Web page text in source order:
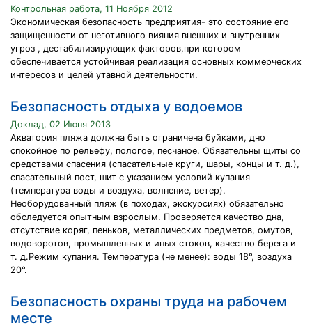
Контрольная работа, 11 Ноября 2012
Экономическая безопасность предприятия- это состояние его
защищенности от неготивного вияния внешних и внутренних
угроз , дестабилизирующих факторов,при котором
обеспечивается устойчивая реализация основных коммерческих
интересов и целей утавной деятельности.
Безопасность отдыха у водоемов
Доклад, 02 Июня 2013
Акватория пляжа должна быть ограничена буйками, дно
спокойное по рельефу, пологое, песчаное. Обязательны щиты со
средствами спасения (спасательные круги, шары, концы и т. д.),
спасательный пост, шит с указанием условий купания
(температура воды и воздуха, волнение, ветер).
Необорудованный пляж (в походах, экскурсиях) обязательно
обследуется опытным взрослым. Проверяется качество дна,
отсутствие коряг, пеньков, металлических предметов, омутов,
водоворотов, промышленных и иных стоков, качество берега и
т. д.Режим купания. Температура (не менее): воды 18°, воздуха
20°.
Безопасность охраны труда на рабочем
месте